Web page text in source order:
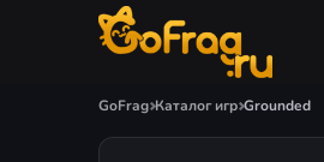
GoFrag Каталог игр Grounded